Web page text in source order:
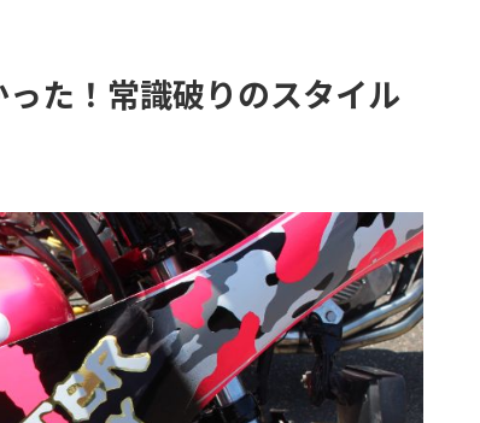
った！常識破りのスタイル